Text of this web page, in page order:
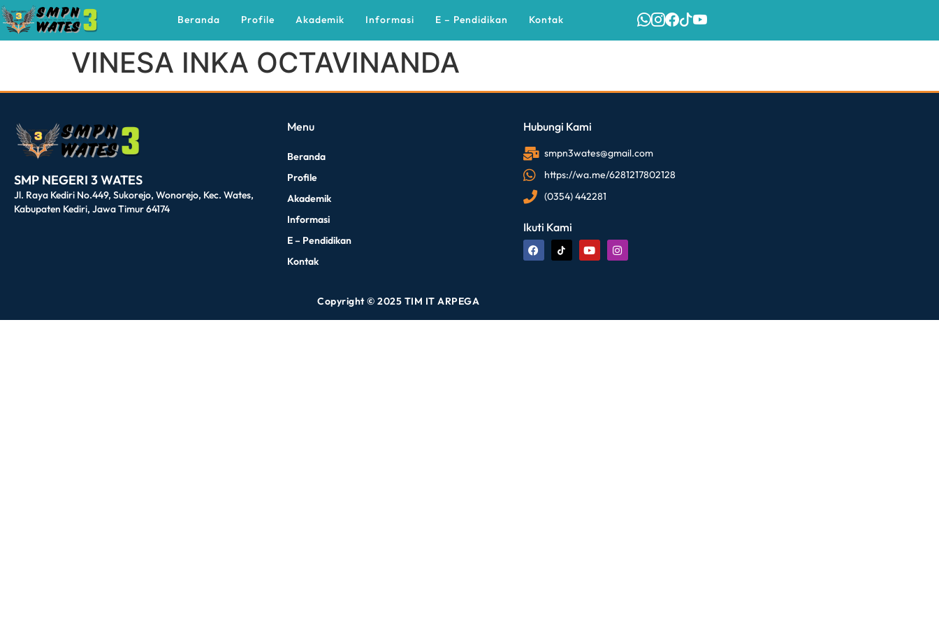
Beranda Profile Akademik Informasi E – Pendidikan Kontak
VINESA INKA OCTAVINANDA
SMP NEGERI 3 WATES
Jl. Raya Kediri No.449, Sukorejo, Wonorejo, Kec. Wates,
Kabupaten Kediri, Jawa Timur 64174
Menu
Beranda
Profile
Akademik
Informasi
E – Pendidikan
Kontak
Hubungi Kami
smpn3wates@gmail.com
https://wa.me/6281217802128
(0354) 442281
Ikuti Kami
Copyright © 2025 TIM IT ARPEGA